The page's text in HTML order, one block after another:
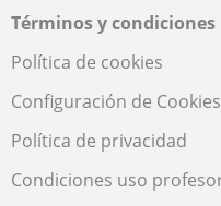
Términos y condiciones
Política de cookies
Configuración de Cookies
Política de privacidad
Condiciones uso